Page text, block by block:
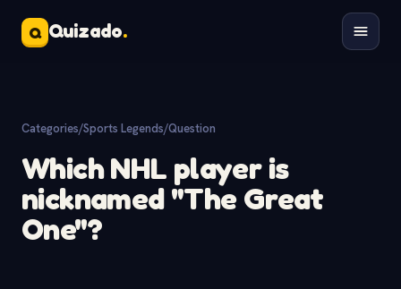
Q Quizado.
Categories/Sports Legends/Question
Which NHL player is
nicknamed "The Great
One"?